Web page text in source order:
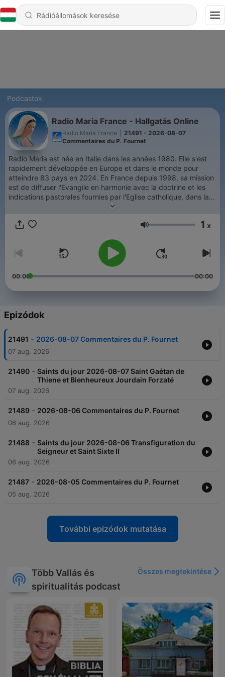
Podcastok
Radio Maria France - Hallgatás Online
Radio Maria France
21491 - 2026-08-07
Commentaires du P. Fournet
Radio Maria est née en Italie dans les années 1980. Elle s'est
rapidement développée en Europe et dans le monde pour
atteindre 83 pays en 2024. En France depuis 1998, sa mission
est de diffuser l'Evangile en harmonie avec la doctrine et les
indications pastorales fournies par l'Eglise catholique, dans la
fidélité au Saint Père, et en utilisant toutes les possibilités que
est une radio catholique, mariale, d'évangélisation.
Hangerő 1 x
00:00 00:00
Epizódok
21491 - 2026-08-07 Commentaires du P. Fournet
07 aug. 2026
21490 - Saints du jour 2026-08-07 Saint Gaétan de
Thiene et Bienheureux Jourdain Forzaté
07 aug. 2026
21489 - 2026-08-06 Commentaires du P. Fournet
06 aug. 2026
21488 - Saints du jour 2026-08-06 Transfiguration du
Seigneur et Saint Sixte II
06 aug. 2026
21487 - 2026-08-05 Commentaires du P. Fournet
05 aug. 2026
További epizódok mutatása
Több Vallás és
spiritualitás podcast
Összes megtekintése